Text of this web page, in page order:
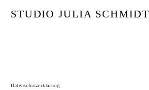
STUDIO JULIA SCHMIDT
Datenschutzerklärung